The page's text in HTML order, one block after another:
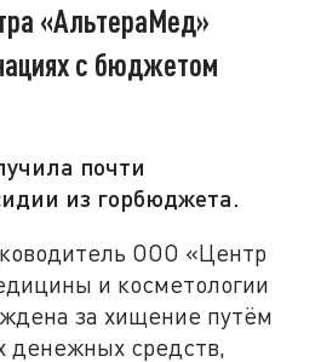
«АльтераМед»
с бюджетом
почти
из горбюджета.
ООО «Центр
и косметологии
за хищение путём
денежных средств,